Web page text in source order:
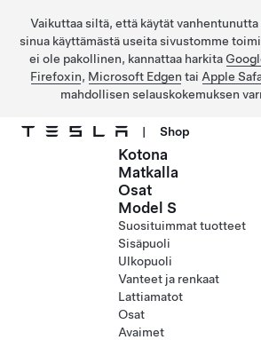
Vaikuttaa siltä, että käytät
sinua käyttämästä useita sivustomme
ei ole pakollinen, kannattaa harkita
Firefoxin, Microsoft Edgen tai Apple
mahdollisen selauskokemuksen
| Shop
Kotona
Matkalla
Osat
Model S
Suosituimmat tuotteet
Sisäpuoli
Ulkopuoli
Vanteet ja renkaat
Lattiamatot
Osat
Avaimet